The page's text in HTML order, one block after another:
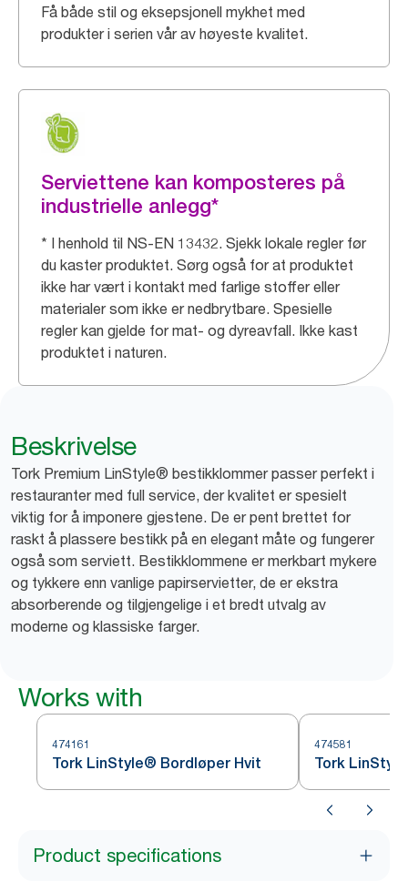
Få både stil og eksepsjonell mykhet med
produkter i serien vår av høyeste kvalitet.
Serviettene kan komposteres på
industrielle anlegg*
* I henhold til NS-EN 13432. Sjekk lokale regler før
du kaster produktet. Sørg også for at produktet
ikke har vært i kontakt med farlige stoffer eller
materialer som ikke er nedbrytbare. Spesielle
regler kan gjelde for mat- og dyreavfall. Ikke kast
produktet i naturen.
Beskrivelse
Tork Premium LinStyle® bestikklommer passer perfekt i
restauranter med full service, der kvalitet er spesielt
viktig for å imponere gjestene. De er pent brettet for
raskt å plassere bestikk på en elegant måte og fungerer
også som serviett. Bestikklommene er merkbart mykere
og tykkere enn vanlige papirservietter, de er ekstra
absorberende og tilgjengelige i et bredt utvalg av
moderne og klassiske farger.
Works with
474161
Tork LinStyle® Bordløper Hvit
474581
Tork
Product specifications